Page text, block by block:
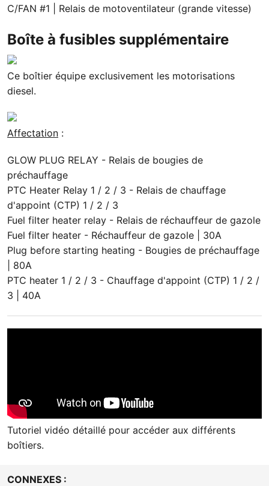
C/FAN #1 | Relais de motoventilateur (grande vitesse)
Boîte à fusibles supplémentaire
Ce boîtier équipe exclusivement les motorisations
diesel.
Affectation :
GLOW PLUG RELAY - Relais de bougies de
préchauffage
PTC Heater Relay 1 / 2 / 3 - Relais de chauffage
d'appoint (CTP) 1 / 2 / 3
Fuel filter heater relay - Relais de réchauffeur de gazole
Fuel filter heater - Réchauffeur de gazole | 30A
Plug before starting heating - Bougies de préchauffage
| 80A
PTC heater 1 / 2 / 3 - Chauffage d'appoint (CTP) 1 / 2 /
3 | 40A
Tutoriel vidéo détaillé pour accéder aux différents
boîtiers.
CONNEXES :